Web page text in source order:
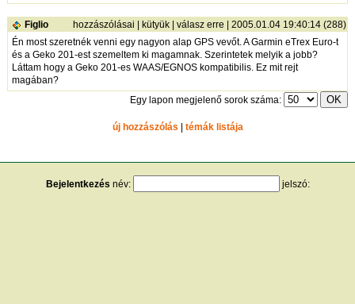
Figlio hozzászólásai kütyük |válasz erre | 2005.01.04 19:40:14 (288)
Én most szeretnék venni egy nagyon alap GPS vevőt. A Garmin eTrex Euro-t
és a Geko 201-est szemeltem ki magamnak. Szerintetek melyik a jobb?
Láttam hogy a Geko 201-es WAAS/EGNOS kompatibilis. Ez mit rejt
magában?
Egy lapon megjelenő sorok száma:
új hozzászólás témák listája
Bejelentkezés név:
jelszó: